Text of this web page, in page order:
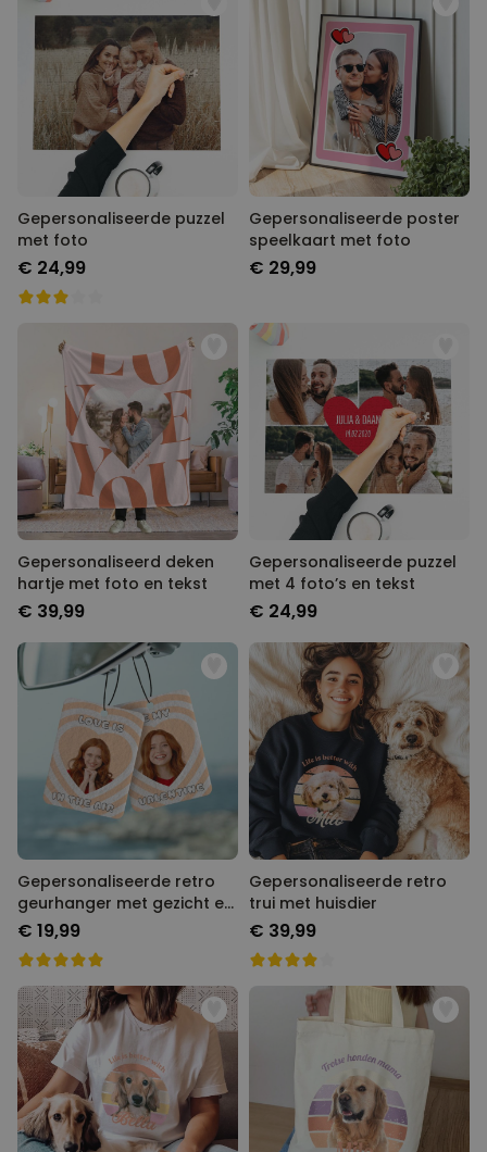
Gepersonaliseerde puzzel
met foto
€ 24,99
Gepersonaliseerde poster
speelkaart met foto
€ 29,99
Gepersonaliseerd deken
hartje met foto en tekst
€ 39,99
Gepersonaliseerde puzzel
met 4 foto’s en tekst
€ 24,99
Gepersonaliseerde retro
geurhanger met gezicht en
tekst
€ 19,99
Gepersonaliseerde retro
trui met huisdier
€ 39,99